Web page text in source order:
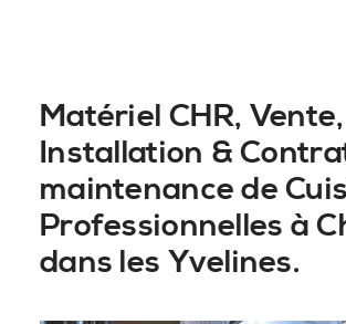
Matériel CHR, Vente,
Installation &
maintenance de
Professionnelles à
dans les Yvelines.